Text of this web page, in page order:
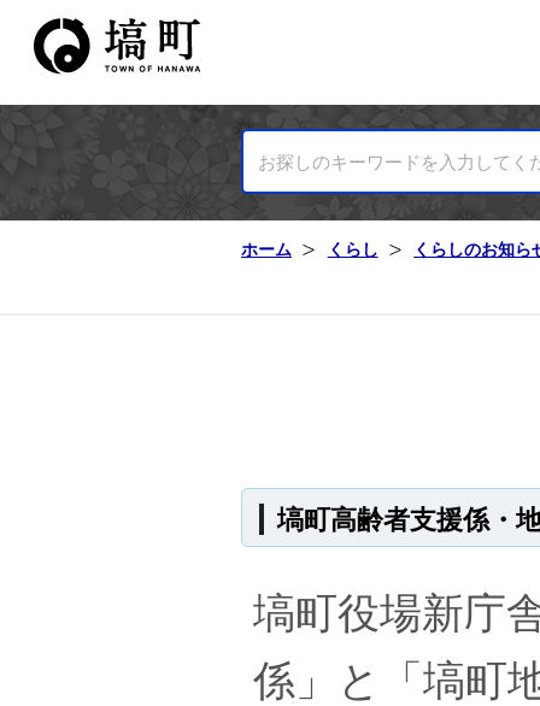
ホーム くらし くらしのお知ら
塙町高齢者支援係・
塙町役場新庁
係」と「塙町